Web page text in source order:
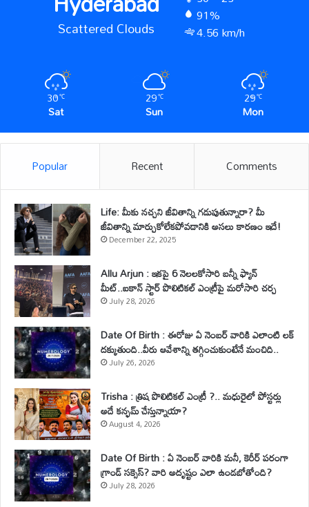
Scattered Clouds
91%
4.56 km/h
30℃
Sat
29℃
Sun
29℃
Mon
Popular Recent Comments
Life: మీకు నచ్చని జీవితాన్ని గడుపుతున్నారా? మీ
జీవితాన్ని మార్చుకోలేకపోవడానికి అసలు కారణం ఇదే!
December 22, 2025
Allu Arjun : ఇకపై 6 నెలలకోసారి బన్నీ ఫ్యాన్
మీట్..ఐకాన్ స్టార్ పొలిటికల్ ఎంట్రీపై మరోసారి చర్చ
July 28, 2026
Date Of Birth : ఈరోజు ఏ నెంబర్ వారికి ఎలాంటి లక్
దక్కుతుంది..వీరు ఆవేశాన్ని తగ్గించుకుంటేనే మంచిది..
July 26, 2026
Trisha : త్రిష పొలిటికల్ ఎంట్రీ ?.. మధురైలో పోస్టర్లు
అదే కన్ఫమ్ చేస్తున్నాయా?
August 4, 2026
Date Of Birth : ఏ నెంబర్ వారికి మనీ, కెరీర్ పరంగా
గ్రాండ్ సక్సెస్? వారి అదృష్టం ఎలా ఉండబోతోంది?
July 28, 2026